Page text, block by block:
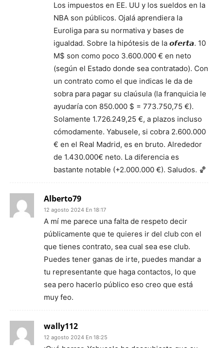
Los impuestos en EE. UU y los sueldos en la
NBA son públicos. Ojalá aprendiera la
Euroliga para su normativa y bases de
igualdad. Sobre la hipótesis de la 𝙤𝙛𝙚𝙧𝙩𝙖. 10
M$ son como poco 3.600.000 € en neto
(según el Estado donde sea contratado). Con
un contrato como el que indicas le da de
sobra para pagar su claúsula (la franquicia le
ayudaría con 850.000 $ = 773.750,75 €).
Solamente 1.726.249,25 €, a plazos incluso
cómodamente. Yabusele, si cobra 2.600.000
€ en el Real Madrid, es en bruto. Alrededor
de 1.430.000€ neto. La diferencia es
bastante notable (+2.000.000 €). Saludos. 🏀
Alberto79
12 agosto 2024 En 18:17
A mí me parece una falta de respeto decir
públicamente que te quieres ir del club con el
que tienes contrato, sea cual sea ese club.
Puedes tener ganas de irte, puedes mandar a
tu representante que haga contactos, lo que
sea pero hacerlo público eso creo que está
muy feo.
wally112
12 agosto 2024 En 18:25